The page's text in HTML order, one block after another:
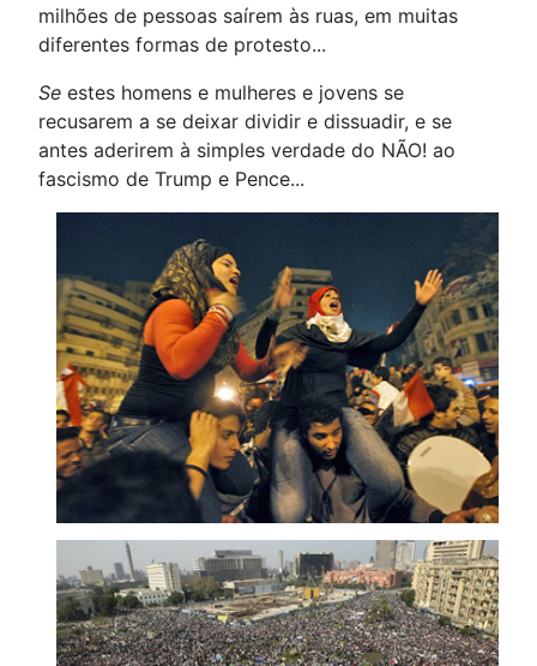
milhões de pessoas saírem às ruas, em muitas
diferentes formas de protesto...
Se estes homens e mulheres e jovens se
recusarem a se deixar dividir e dissuadir, e se
antes aderirem à simples verdade do NÃO! ao
fascismo de Trump e Pence...